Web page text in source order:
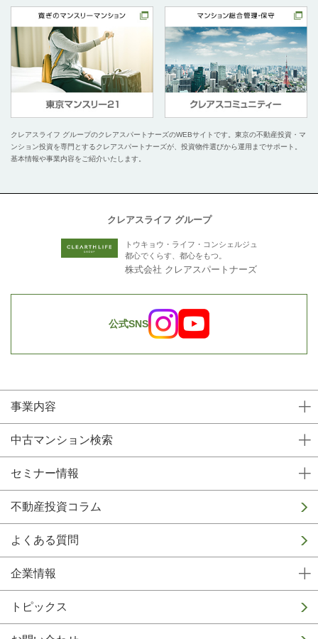
クレアスライフ グループのクレアスパートナーズのWEBサイトです。 東京の不動産投資・マ
ンション投資を専門とするクレアスパートナーズが、投資物件選びから運用までサポート。
基本情報や事業内容をご紹介いたします。
トウキョウ・ライフ・コンシェルジュ
都心でくらす、都心をもつ。
株式会社 クレアスパートナーズ
公式SNS
クレアスライフ グループ
事業内容
中古マンション検索
セミナー情報
不動産投資コラム
よくある質問
企業情報
トピックス